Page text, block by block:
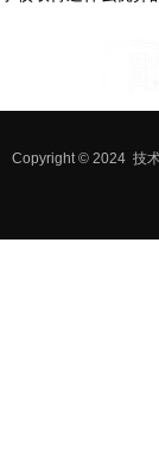
Copyright © 2024 技